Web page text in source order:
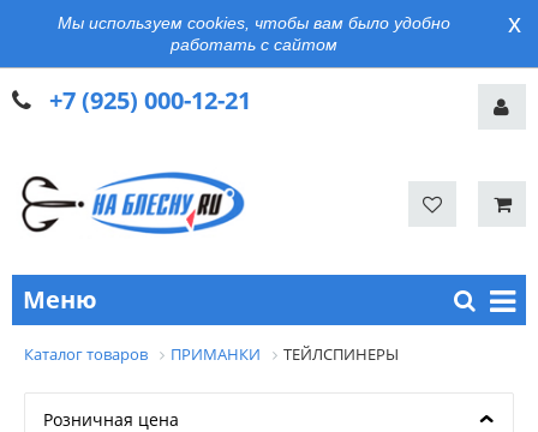
Мы используем cookies, чтобы вам было удобно
работать с сайтом
x
+7 (925) 000-12-21
Меню
Каталог товаров ПРИМАНКИ ТЕЙЛСПИНЕРЫ
Розничная цена